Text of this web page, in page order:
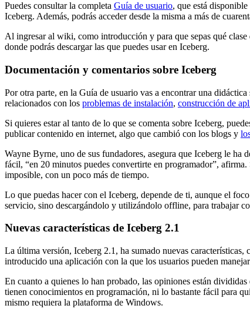
Puedes consultar la completa Guía de usuario, que está
Iceberg. Además, podrás acceder desde la misma a más de
Al ingresar al wiki, como introducción y para que sepas qué
donde podrás descargar las que puedes usar en Iceberg.
Documentación y comentarios sobre Iceberg
Por otra parte, en la Guía de usuario vas a encontrar una didáctica
relacionados con los problemas de instalación, construcción de
Si quieres estar al tanto de lo que se comenta sobre Iceberg,
publicar contenido en internet, algo que cambió con los blogs y
Wayne Byrne, uno de sus fundadores, asegura que Iceberg le ha
fácil, “en 20 minutos puedes convertirte en programador”,
imposible, con un poco más de tiempo.
Lo que puedas hacer con el Iceberg, depende de ti, aunque el
servicio, sino descargándolo y utilizándolo offline, para trabajar
Nuevas características de Iceberg 2.1
La última versión, Iceberg 2.1, ha sumado nuevas
introducido una aplicación con la que los usuarios pueden
En cuanto a quienes lo han probado, las opiniones están
tienen conocimientos en programación, ni lo bastante fácil para
mismo requiera la plataforma de Windows.